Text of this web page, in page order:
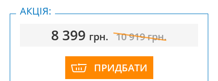
8 399 грн. 10 919грн.
ПРИДБАТИ
АКЦІЯ: